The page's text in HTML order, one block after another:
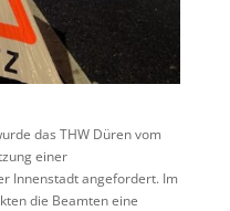
das THW Düren vom
einer
Innenstadt angefordert. Im
die Beamten eine